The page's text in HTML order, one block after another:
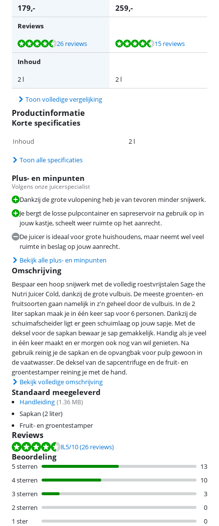
179,- 259,-
Reviews
Beoordeling is 8,5 van de 10, gebaseerd op 26 reviews.
26 reviews
Beoordeling is 8,7 van de 10, gebaseerd op 15 reviews.15 reviews
Inhoud
2 l
2 l
Toon volledige vergelijking
Productinformatie
Korte specificaties
Inhoud 2 l
Toon alle specificaties
Plus- en minpunten
Volgens onze juicerspecialist
Dankzij de grote vulopening heb je van tevoren minder snijwerk.
Je bergt de losse pulpcontainer en sapreservoir na gebruik op in
jouw kastje, scheelt weer ruimte op het aanrecht.
De juicer is ideaal voor grote huishoudens, maar neemt wel veel
ruimte in beslag op jouw aanrecht.
Bekijk alle plus- en minpunten
Omschrijving
Bespaar een hoop snijwerk met de volledig roestvrijstalen Sage the
Nutri Juicer Cold, dankzij de grote vulbuis. De meeste groenten- en
fruitsoorten gaan namelijk in z'n geheel door de vulbuis. In de 2
liter sapkan maak je in één keer sap voor 6 personen. Dankzij de
schuimafscheider ligt er geen schuimlaag op jouw sapje. Met de
deksel voor de sapkan bewaar je sap gemakkelijk. Handig als je veel
in één keer maakt en er morgen ook nog van wil genieten. Na
gebruik reinig je de sapkan en de opvangbak voor pulp gewoon in
de vaatwasser. De deksel van de sapcentrifuge en de fruit- en
groentestamper reining je met de hand.
Bekijk volledige omschrijving
Standaard meegeleverd
Handleiding (1.36 MB)
Sapkan (2 liter)
Fruit- en groentestamper
Reviews
Beoordeling is 8,5 van de 10, gebaseerd op 26 reviews.
8,5/10(26 reviews)
Beoordeling
5 sterren
13
4 sterren
10
3 sterren
3
2 sterren
0
1 ster
0